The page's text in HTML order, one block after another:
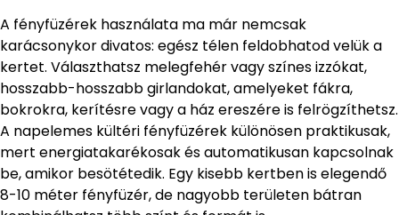
A fényfüzérek használata ma már nemcsak
karácsonykor divatos: egész télen feldobhatod velük a
kertet. Választhatsz melegfehér vagy színes izzókat,
hosszabb-hosszabb girlandokat, amelyeket fákra,
bokrokra, kerítésre vagy a ház ereszére is felrögzíthetsz.
A napelemes kültéri fényfüzérek különösen praktikusak,
mert energiatakarékosak és automatikusan kapcsolnak
be, amikor besötétedik. Egy kisebb kertben is elegendő
8-10 méter fényfüzér, de nagyobb területen bátran